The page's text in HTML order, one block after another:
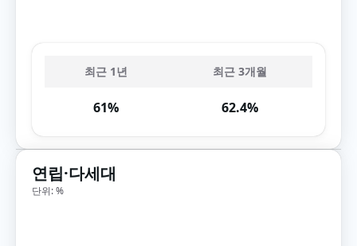
최근 1년 최근 3개월
61% 62.4%
연립·다세대
단위: %